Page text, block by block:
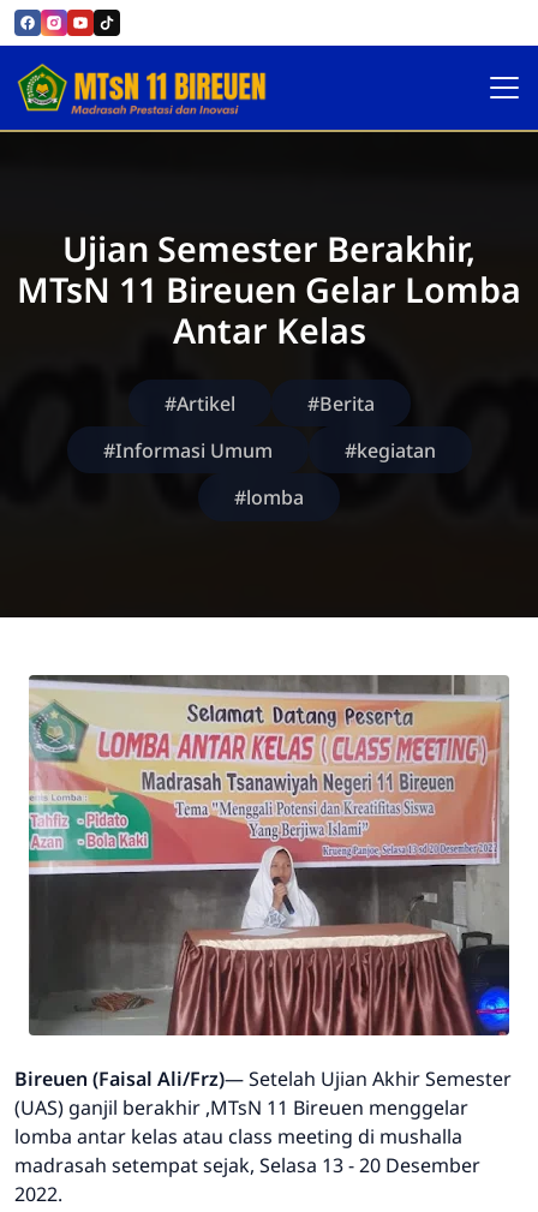
Official MTsN 11 Bireuen
Ujian Semester Berakhir,
MTsN 11 Bireuen Gelar Lomba
Antar Kelas
#Artikel
#Berita
#Informasi Umum
#kegiatan
#lomba
Bireuen (Faisal Ali/Frz)— Setelah Ujian Akhir Semester
(UAS) ganjil berakhir ,MTsN 11 Bireuen menggelar
lomba antar kelas atau class meeting di mushalla
madrasah setempat sejak, Selasa 13 - 20 Desember
2022.